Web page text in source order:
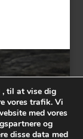
til at vise dig
vores trafik. Vi
med vores
og
disse data med